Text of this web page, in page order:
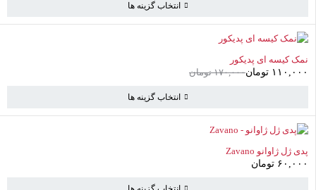
انتخاب گزینه ها
نمک کیسه ای پدیکور
۱۷۰,۰۰۰ تومان ۱۱۰,۰۰۰ تومان
انتخاب گزینه ها
پدی ژل ژاوانو Zavano
۶۰,۰۰۰ تومان